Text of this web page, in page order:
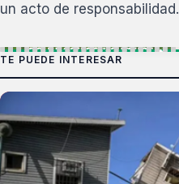
un acto de responsabilidad.
TE PUEDE INTERESAR